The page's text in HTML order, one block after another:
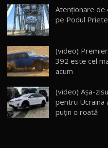
24
ZEEKR 009:
Van Electric
26:38
25
mai Exclusiv
Moldova
32:21
26
AutoBlog.MD
10:57
Atenționare de
pe Podul
(video)
392 este cel
acum
(video) Aşa-
pentru Ucraina
puţin o roată